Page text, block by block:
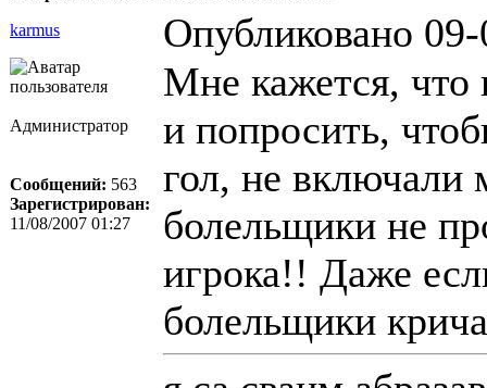
karmus
Опубликовано
Администратор
Сообщений: 563
Зарегистрирован:
11/08/2007 01:27
Мне кажется, что
и попросить,
гол, не включали
болельщики не
игрока!! Даже
болельщики